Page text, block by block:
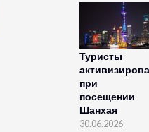
Туристы
при
посещении
Шанхая
30.06.2026